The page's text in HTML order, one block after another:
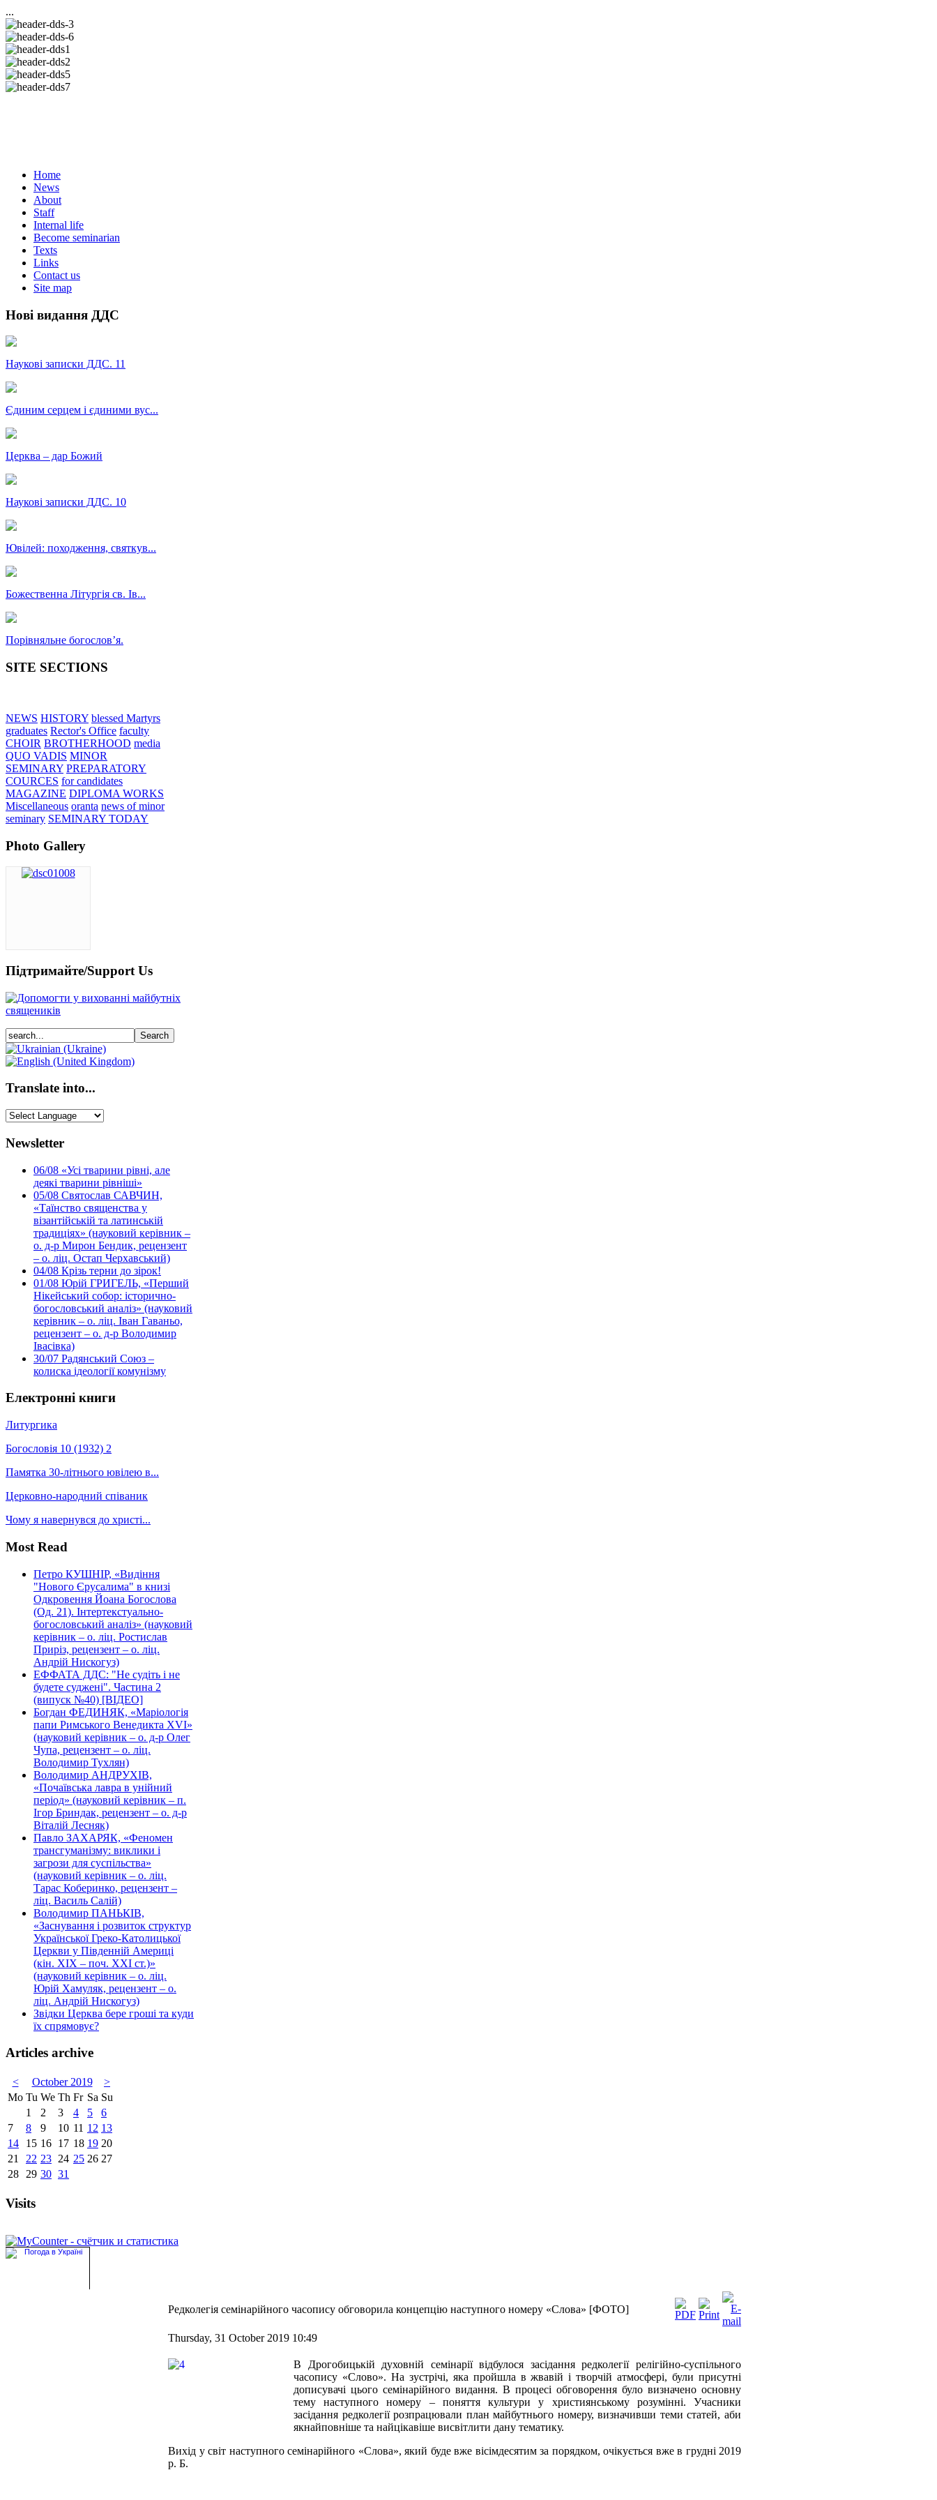
...
Home
News
About
Staff
Internal life
Become seminarian
Texts
Links
Contact us
Site map
Нові видання ДДС
Наукові записки ДДС. 11
Єдиним серцем і єдиними вус...
Церква – дар Божий
Наукові записки ДДС. 10
Ювілей: походження, святкув...
Божественна Літургія св. Ів...
Порівняльне богословʼя.
SITE SECTIONS
NEWS HISTORY blessed Martyrs
graduates Rector's Office faculty
CHOIR BROTHERHOOD media
QUO VADIS MINOR
SEMINARY PREPARATORY
COURCES for candidates
MAGAZINE DIPLOMA WORKS
Miscellaneous oranta news of minor
seminary SEMINARY TODAY
Photo Gallery
Підтримайте/Support Us
Translate into...
Newsletter
06/08 «Усі тварини рівні, але
деякі тварини рівніші»
05/08 Святослав САВЧИН,
«Таїнство священства у
візантійській та латинській
традиціях» (науковий керівник –
о. д-р Мирон Бендик, рецензент
– о. ліц. Остап Черхавський)
04/08 Крізь терни до зірок!
01/08 Юрій ГРИГЕЛЬ, «Перший
Нікейський собор: історично-
богословський аналіз» (науковий
керівник – о. ліц. Іван Гаваньо,
рецензент – о. д-р Володимир
Івасівка)
30/07 Радянський Союз –
колиска ідеології комунізму
Електронні книги
Литургика
Богословія 10 (1932) 2
Памятка 30-літнього ювілею в...
Церковно-народний співаник
Чому я навернувся до христі...
Most Read
Петро КУШНІР, «Видіння
"Нового Єрусалима" в книзі
Одкровення Йоана Богослова
(Од. 21). Інтертекстуально-
богословський аналіз» (науковий
керівник – о. ліц. Ростислав
Приріз, рецензент – о. ліц.
Андрій Нискогуз)
ЕФФАТА ДДС: "Не судіть і не
будете суджені". Частина 2
(випуск №40) [ВІДЕО]
Богдан ФЕДИНЯК, «Маріологія
папи Римського Венедикта XVI»
(науковий керівник – о. д-р Олег
Чупа, рецензент – о. ліц.
Володимир Тухлян)
Володимир АНДРУХІВ,
«Почаївська лавра в унійний
період» (науковий керівник – п.
Ігор Бриндак, рецензент – о. д-р
Віталій Лесняк)
Павло ЗАХАРЯК, «Феномен
трансгуманізму: виклики і
загрози для суспільства»
(науковий керівник – о. ліц.
Тарас Коберинко, рецензент –
ліц. Василь Салій)
Володимир ПАНЬКІВ,
«Заснування і розвиток структур
Української Греко-Католицької
Церкви у Південній Америці
(кін. ХІХ – поч. ХХІ ст.)»
(науковий керівник – о. ліц.
Юрій Хамуляк, рецензент – о.
ліц. Андрій Нискогуз)
Звідки Церква бере гроші та куди
їх спрямовує?
Articles archive
< October 2019
>
Mo Tu We Th Fr Sa Su
1
2 3 4 5
6
7
8 9 10 11 12 13
14
15 16 17 18 19 20
21
22 23 24 25 26 27
28
29 30 31
Visits
Редколегія семінарійного часопису обговорила концепцію наступного номеру «Слова» [ФОТО]
Thursday, 31 October 2019 10:49
В Дрогобицькій духовній семінарії відбулося засідання редколегії релігійно-суспільного
часопису «Слово». На зустрічі, яка пройшла в жвавій і творчій атмосфері, були присутні
дописувачі цього семінарійного видання. В процесі обговорення було визначено основну
тему наступного номеру – поняття культури у християнському розумінні. Учасники
засідання редколегії розпрацювали план майбутнього номеру, визначивши теми статей, аби
якнайповніше та найцікавіше висвітлити дану тематику.
Вихід у світ наступного семінарійного «Слова», який буде вже вісімдесятим за порядком, очікується вже в грудні 2019
р. Б.